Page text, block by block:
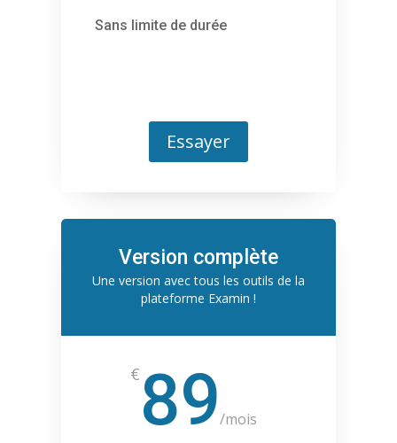
Sans limite de durée
Essayer
Version complète
Une version avec tous les outils de la
plateforme Examin !
€ 89/mois